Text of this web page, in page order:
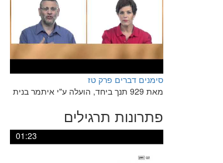
סימנים דברים פרק טז
מאת 929 תנך ביחד, הועלה ע"י איתמר בנית
פתרונות תרגילים
01:23